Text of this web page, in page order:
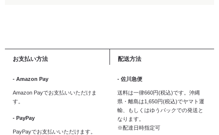
お支払い方法
- Amazon Pay
Amazon Payでお支払いいただけま
す。
- PayPay
PayPayでお支払いいただけます。
配送方法
- 佐川急便
送料は一律660円(税込)です。沖縄
県・離島は1,650円(税込)でヤマト運
輸、もしくはゆうパックでの発送と
なります。
※配達日時指定可